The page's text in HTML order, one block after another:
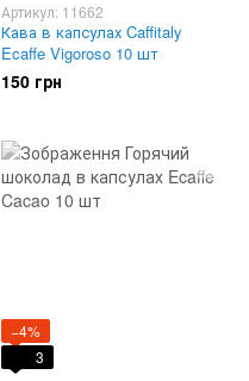
Артикул: 11662
Кава в капсулах Caffitaly
Ecaffe Vigoroso 10 шт
150 грн
−4%
3